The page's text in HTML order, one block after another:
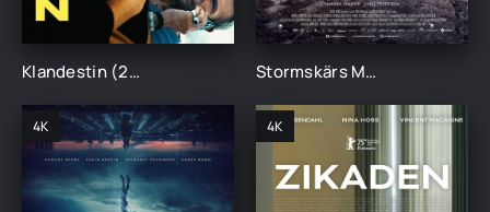
Klandestin (2025) Stormskärs Maja - Von Liebe getragen, von Stürmen geprägt (2025)
4K 4K